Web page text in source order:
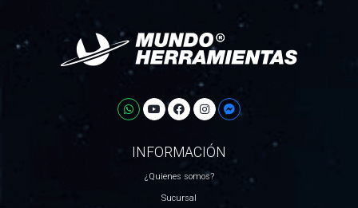
INFORMACIÓN
¿Quienes somos?
Sucursal